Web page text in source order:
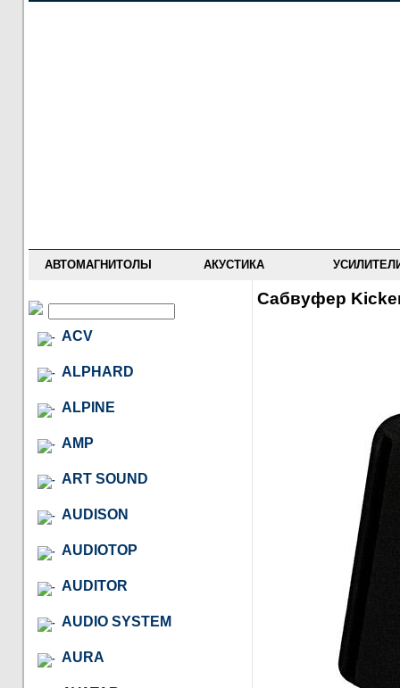
АВТОМАГНИТОЛЫ АКУСТИКА
ACV
ALPHARD
ALPINE
AMP
ART SOUND
AUDISON
AUDIOTOP
AUDITOR
AUDIO SYSTEM
AURA
Сабвуфер